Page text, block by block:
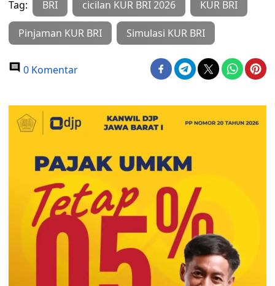
Tag: BRI cicilan KUR BRI 2026 KUR BRI
Pinjaman KUR BRI Simulasi KUR BRI
0 Komentar